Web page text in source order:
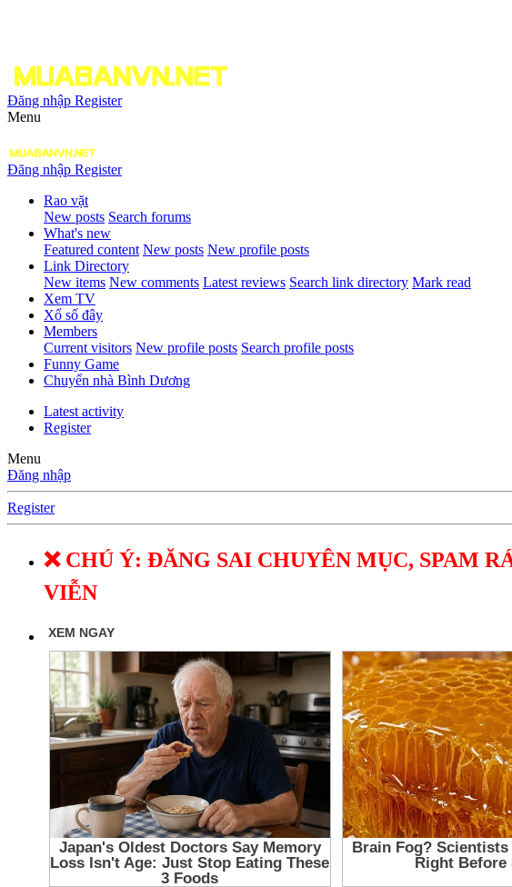
Đăng nhập Register
Menu
Đăng nhập Register
Rao vặt
New posts Search forums
What's new
Featured content New posts New profile posts
Link Directory
New items New comments Latest reviews Search link directory Mark read
Xem TV
Xổ số đây
Members
Current visitors New profile posts Search profile posts
Funny Game
Chuyển nhà Bình Dương
Latest activity
Register
Menu
Đăng nhập
Register
❌ CHÚ Ý: ĐĂNG SAI CHUYÊN MỤC, SPAM
VIỄN